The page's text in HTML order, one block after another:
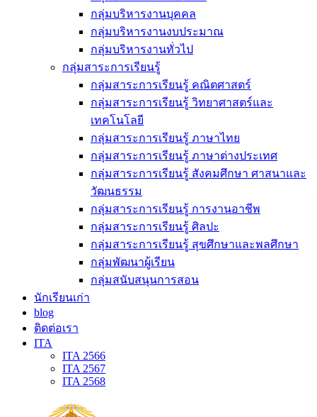
กลุ่มบริหารงานบุคคล
กลุ่มบริหารงานงบประมาณ
กลุ่มบริหารงานทั่วไป
กลุ่มสาระการเรียนรู้
กลุ่มสาระการเรียนรู้ คณิตศาสตร์
กลุ่มสาระการเรียนรู้ วิทยาศาสตร์และ
เทคโนโลยี
กลุ่มสาระการเรียนรู้ ภาษาไทย
กลุ่มสาระการเรียนรู้ ภาษาต่างประเทศ
กลุ่มสาระการเรียนรู้ สังคมศึกษา ศาสนาและ
วัฒนธรรม
กลุ่มสาระการเรียนรู้ การงานอาชีพ
กลุ่มสาระการเรียนรู้ ศิลปะ
กลุ่มสาระการเรียนรู้ สุขศึกษาและพลศึกษา
กลุ่มพัฒนาผู้เรียน
กลุ่มสนับสนุนการสอน
นักเรียนเก่า
blog
ติดต่อเรา
ITA
ITA 2566
ITA 2567
ITA 2568